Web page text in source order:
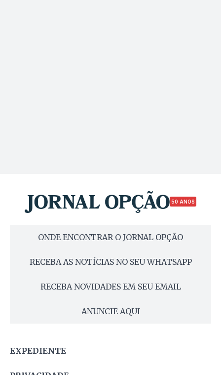
50 ANOS
ONDE ENCONTRAR O JORNAL OPÇÃO
RECEBA AS NOTÍCIAS NO SEU WHATSAPP
RECEBA NOVIDADES EM SEU EMAIL
ANUNCIE AQUI
EXPEDIENTE